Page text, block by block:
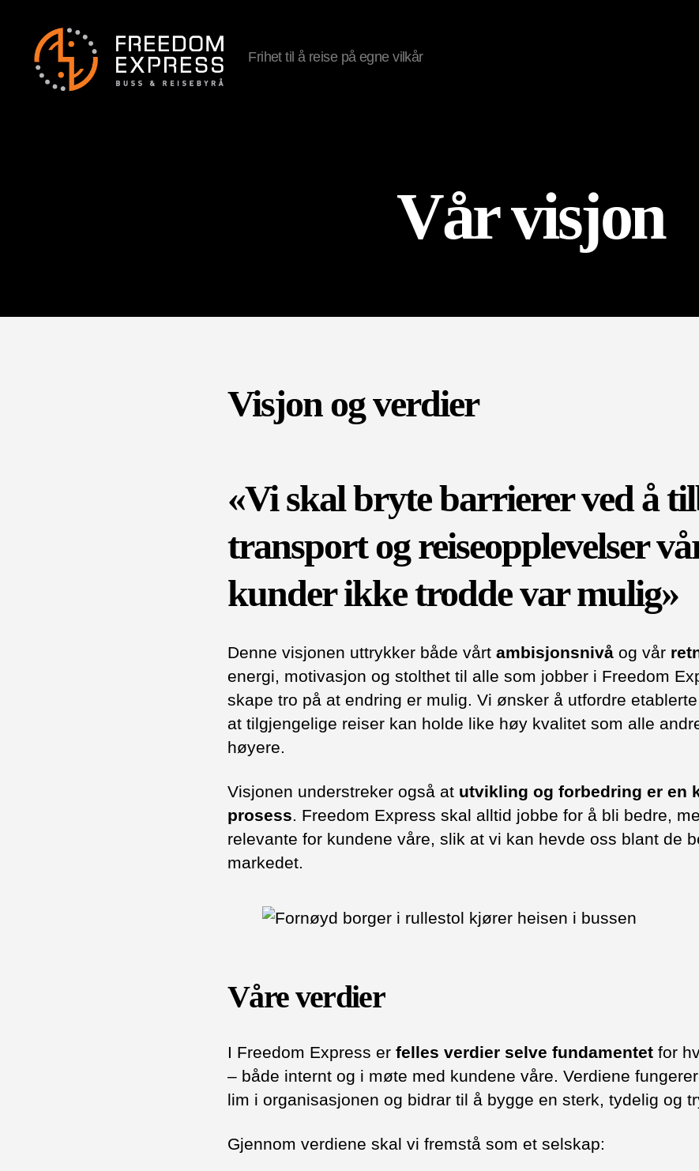
Frihet til å reise på egne vilkår
Vår visjon
Visjon og verdier
«Vi skal bryte barrierer ved å
transport og reiseopplevelser
kunder ikke trodde var mulig»
Denne visjonen uttrykker både vårt ambisjonsnivå og vår
energi, motivasjon og stolthet til alle som jobber i Freedom
skape tro på at endring er mulig. Vi ønsker å utfordre
at tilgjengelige reiser kan holde like høy kvalitet som alle
høyere.
Visjonen understreker også at utvikling og forbedring er en
prosess. Freedom Express skal alltid jobbe for å bli bedre,
relevante for kundene våre, slik at vi kan hevde oss blant de
markedet.
Våre verdier
I Freedom Express er felles verdier selve fundamentet for
– både internt og i møte med kundene våre. Verdiene
lim i organisasjonen og bidrar til å bygge en sterk, tydelig og
Gjennom verdiene skal vi fremstå som et selskap: